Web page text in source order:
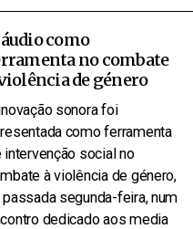
áudio como
no combate
de género
sonora foi
como ferramenta
intervenção social no
à violência de género,
passada segunda-feira, num
dedicado aos media